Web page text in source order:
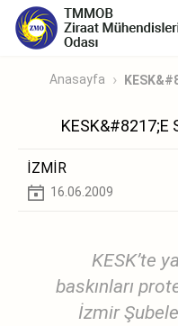
Anasayfa
KESK&#8217;E
İZMİR
16.06.2009
KESK’te
baskınları
İzmir